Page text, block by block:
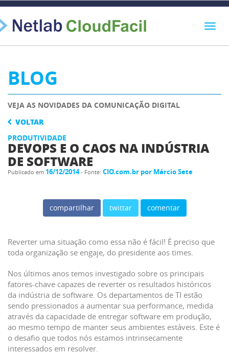
BLOG
VEJA AS NOVIDADES DA COMUNICAÇÃO DIGITAL
VOLTAR
PRODUTIVIDADE
DEVOPS E O CAOS NA INDÚSTRIA
DE SOFTWARE
Publicado em 16/12/2014- Fonte: CIO.com.br por Márcio Sete
compartilhar twittar comentar
Reverter uma situação como essa não é fácil! É preciso que
toda organização se engaje, do presidente aos times.
Nos últimos anos temos investigado sobre os principais
fatores-chave capazes de reverter os resultados históricos
da indústria de software. Os departamentos de TI estão
sendo pressionados a aumentar sua performance, medida
através da capacidade de entregar software em produção,
ao mesmo tempo de manter seus ambientes estáveis. Este é
o desafio que todos nós estamos intrinsecamente
interessados em resolver.